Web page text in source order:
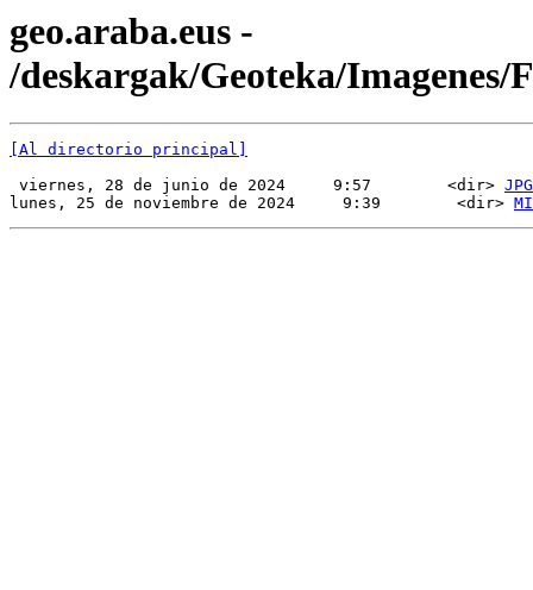
geo.araba.eus -
/deskargak/Geoteka/Imagenes/
[Al directorio principal]
viernes, 28 de junio de 2024     9:57        <dir> JPG
lunes, 25 de noviembre de 2024     9:39        <dir>